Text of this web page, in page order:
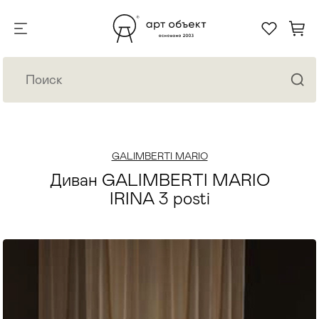
GALIMBERTI MARIO
Диван GALIMBERTI MARIO
IRINA 3 posti